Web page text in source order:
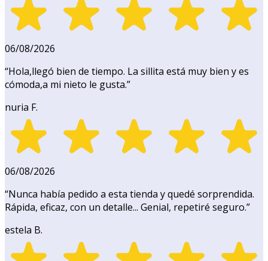
06/08/2026
“Hola,llegó bien de tiempo. La sillita está muy bien y es
cómoda,a mi nieto le gusta.”
nuria F.
06/08/2026
“Nunca había pedido a esta tienda y quedé sorprendida.
Rápida, eficaz, con un detalle... Genial, repetiré seguro.”
estela B.